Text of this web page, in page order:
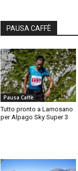
PAUSA CAFFÈ
Pausa Caffè
Tutto pronto a Lamosano
per Alpago Sky Super 3